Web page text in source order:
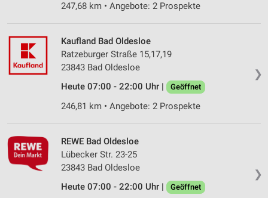
247,68 km • Angebote: 2 Prospekte
❯
Kaufland Bad Oldesloe
Ratzeburger Straße 15,17,19
23843 Bad Oldesloe
Heute 07:00 - 22:00 Uhr |
Geöffnet
246,81 km • Angebote: 2 Prospekte
❯
REWE Bad Oldesloe
Lübecker Str. 23-25
23843 Bad Oldesloe
Heute 07:00 - 22:00 Uhr |
Geöffnet